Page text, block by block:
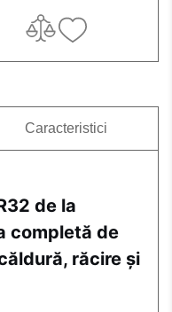
Caracteristici
de la
completă de
răcire și